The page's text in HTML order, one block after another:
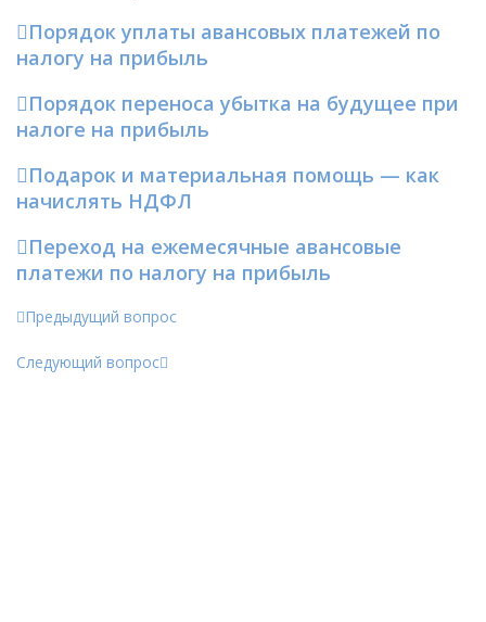
Порядок уплаты авансовых платежей по
налогу на прибыль
Порядок переноса убытка на будущее при
налоге на прибыль
Подарок и материальная помощь — как
начислять НДФЛ
Переход на ежемесячные авансовые
платежи по налогу на прибыль
Предыдущий вопрос
Следующий вопрос